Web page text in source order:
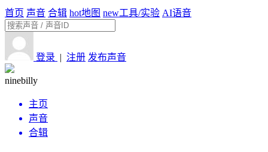
首页 声音 合辑 hot地图 new工具/实验 AI语音
登录 | 注册 发布声音
ninebilly
主页
声音
合辑